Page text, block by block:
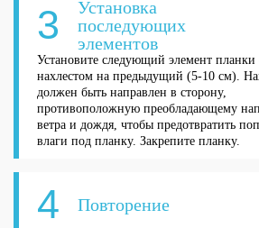
3
Установка
последующих
элементов
Установите следующий элемент планки
нахлестом на предыдущий (5-10 см).
должен быть направлен в сторону,
противоположную преобладающему
ветра и дождя, чтобы предотвратить
влаги под планку. Закрепите планку.
4 Повторение